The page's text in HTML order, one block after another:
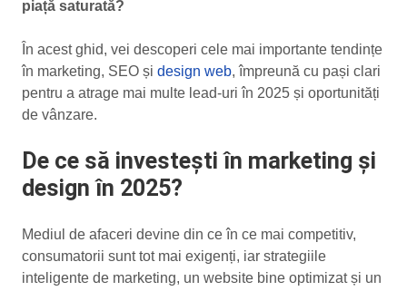
piață saturată?
În acest ghid, vei descoperi cele mai importante tendințe
în marketing, SEO și design web, împreună cu pași clari
pentru a atrage mai multe lead-uri în 2025 și oportunități
de vânzare.
De ce să investești în marketing și
design în 2025?
Mediul de afaceri devine din ce în ce mai competitiv,
consumatorii sunt tot mai exigenți, iar strategiile
inteligente de marketing, un website bine optimizat și un